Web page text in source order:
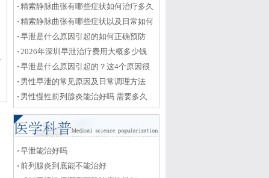
治疗与日常护理全攻略
精索静脉曲张有哪些症状如何治疗多久
能恢复
精索静脉曲张有哪些症状以及日常如何
护理恢复
早泄是什么原因引起的如何正确预防
2026年深圳早泄治疗费用大概多少钱
早泄是什么原因引起的？这4个原因很
关键
男性早泄的常见原因及日常调理方法
男性慢性前列腺炎能治好吗 需要多久
早泄能治好吗
前列腺炎到底能不能治好